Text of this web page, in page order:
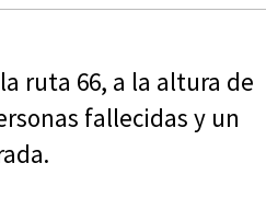
ruta 66, a la altura de
fallecidas y un